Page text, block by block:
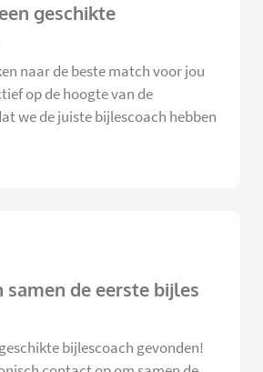
geschikte
naar de beste match voor jou
op de hoogte van de
we de juiste bijlescoach hebben
samen de eerste bijles
bijlescoach gevonden!